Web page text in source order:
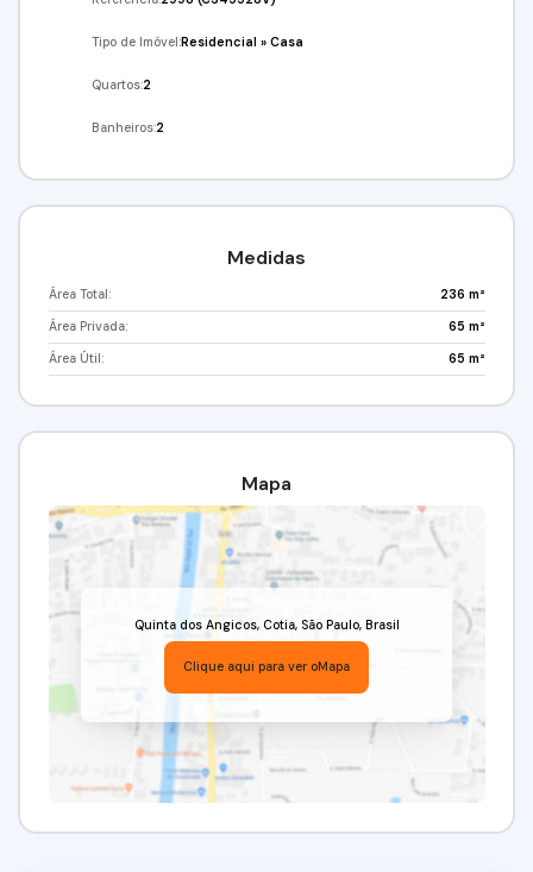
Tipo de Imóvel:Residencial »Casa
Quartos:2
Banheiros:2
Medidas
Área Total: 236 m²
Área Privada: 65 m²
Área Útil: 65 m²
Mapa
Quinta dos Angicos, Cotia, São Paulo, Brasil
Clique aqui para ver oMapa